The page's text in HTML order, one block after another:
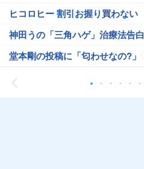
ヒコロヒー 割引お握り買わない
神田うの「三角ハゲ」治療法告白
堂本剛の投稿に「匂わせなの?」